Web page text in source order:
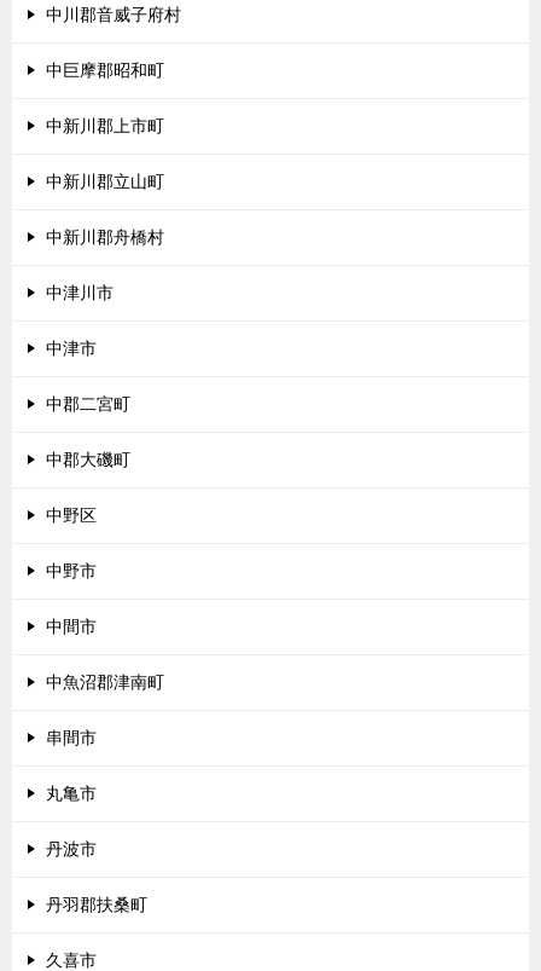
中川郡音威子府村
中巨摩郡昭和町
中新川郡上市町
中新川郡立山町
中新川郡舟橋村
中津川市
中津市
中郡二宮町
中郡大磯町
中野区
中野市
中間市
中魚沼郡津南町
串間市
丸亀市
丹波市
丹羽郡扶桑町
久喜市